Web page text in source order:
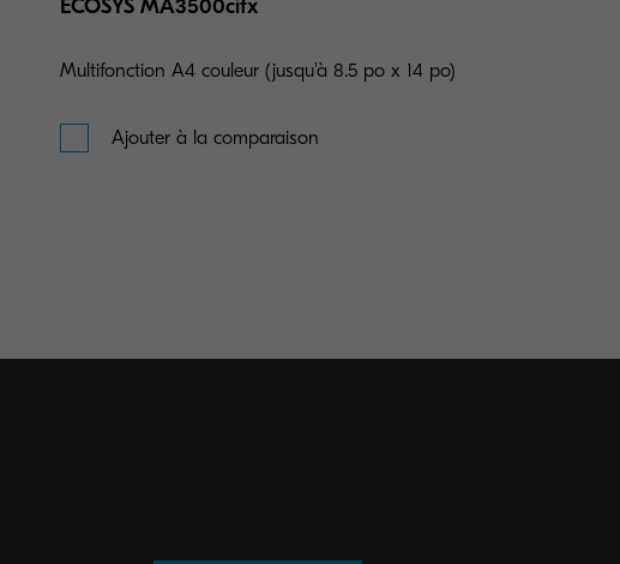
ECOSYS MA3500cifx
Multifonction A4 couleur (jusqu'à 8.5 po x 14 po)
Ajouter à la comparaison